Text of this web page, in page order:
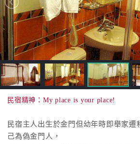
房
直
接
跟
飯
店
訂
HOT
民宿精神：My place is your place!
民宿主人出生於金門但幼年時即舉家遷
己為偽金門人，